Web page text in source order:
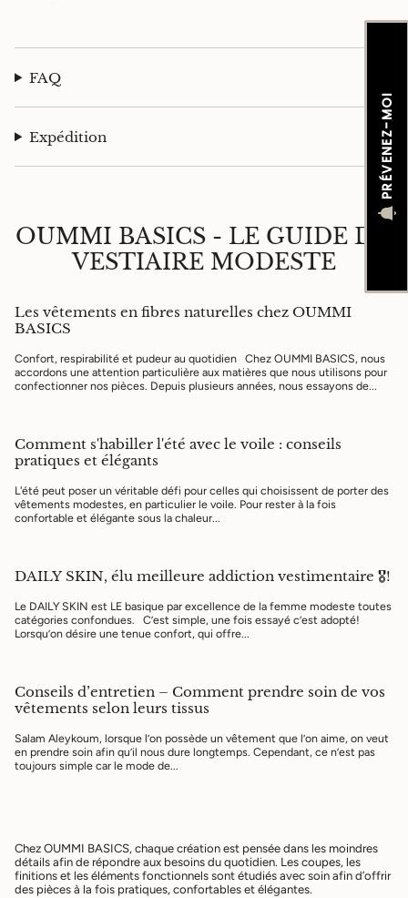
FAQ
Expédition
OUMMI BASICS - LE GUIDE DU
VESTIAIRE MODESTE
Les vêtements en fibres naturelles chez OUMMI
BASICS
Confort, respirabilité et pudeur au quotidien Chez OUMMI BASICS, nous
accordons une attention particulière aux matières que nous utilisons pour
confectionner nos pièces. Depuis plusieurs années, nous essayons de...
Comment s'habiller l'été avec le voile : conseils
pratiques et élégants
L'été peut poser un véritable défi pour celles qui choisissent de porter des
vêtements modestes, en particulier le voile. Pour rester à la fois
confortable et élégante sous la chaleur...
DAILY SKIN, élu meilleure addiction vestimentaire 🎖️!
Le DAILY SKIN est LE basique par excellence de la femme modeste toutes
catégories confondues. C’est simple, une fois essayé c’est adopté!
Lorsqu’on désire une tenue confort, qui offre...
Conseils d’entretien – Comment prendre soin de vos
vêtements selon leurs tissus
Salam Aleykoum, lorsque l’on possède un vêtement que l’on aime, on veut
en prendre soin afin qu’il nous dure longtemps. Cependant, ce n’est pas
toujours simple car le mode de...
Chez OUMMI BASICS, chaque création est pensée dans les moindres
détails afin de répondre aux besoins du quotidien. Les coupes, les
finitions et les éléments fonctionnels sont étudiés avec soin afin d’offrir
des pièces à la fois pratiques, confortables et élégantes.
PRÉVENEZ-MOI